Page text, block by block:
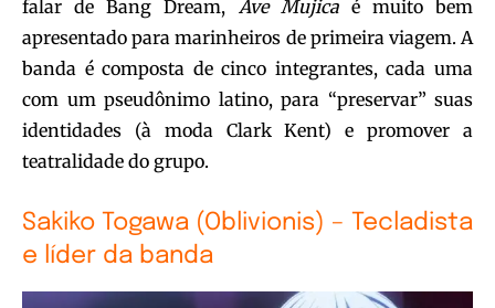
falar de Bang Dream, Ave Mujicaé muito bem
apresentado para marinheiros de primeira viagem. A
banda é composta de cinco integrantes, cada uma
com um pseudônimo latino, para “preservar” suas
identidades (à moda Clark Kent) e promover a
teatralidade do grupo.
Sakiko Togawa (Oblivionis) – Tecladista
e líder da banda